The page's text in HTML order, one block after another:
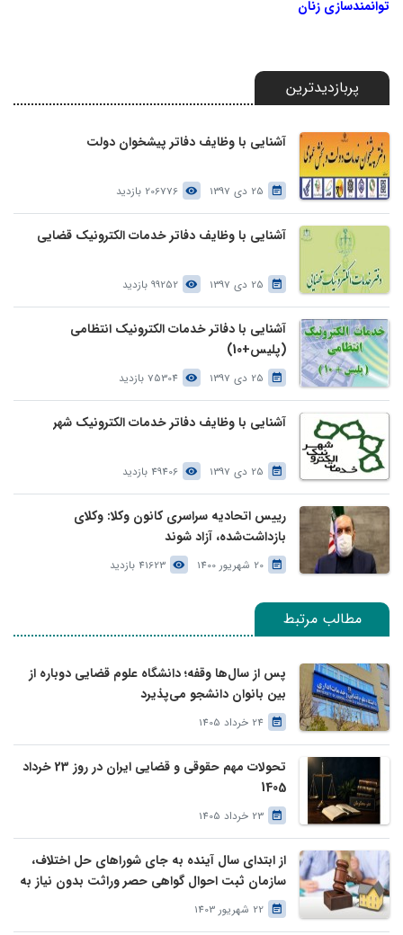
توانمندسازی زنان
پربازدیدترین
آشنایی با وظایف دفاتر پیشخوان دولت
25 دی 1397 206776 بازدید
آشنایی با وظایف دفاتر خدمات الکترونیک قضایی
25 دی 1397 99252 بازدید
آشنایی با دفاتر خدمات الکترونیک انتظامی
(پلیس+10)
25 دی 1397 75304 بازدید
آشنایی با وظایف دفاتر خدمات الکترونیک شهر
25 دی 1397 49406 بازدید
رییس اتحادیه سراسری کانون وکلا: وکلای
بازداشت‌شده، آزاد شوند
20 شهریور 1400 41623 بازدید
مطالب مرتبط
پس از سال‌ها وقفه؛ دانشگاه علوم قضایی دوباره از
بین بانوان دانشجو می‌پذیرد
24 خرداد 1405
تحولات مهم حقوقی و قضایی ایران در روز 23 خرداد
1405
23 خرداد 1405
از ابتدای سال آینده به جای شوراهای حل اختلاف،
سازمان ثبت احوال گواهی حصر وراثت بدون نیاز به
درخواست وراث صادر خواهد کرد
22 شهریور 1403